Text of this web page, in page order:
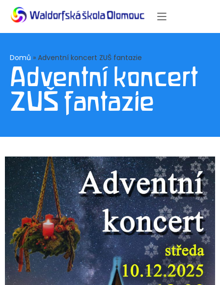
Domů » Adventní koncert ZUŠ fantazie
Adventní koncert
ZUŠ fantazie